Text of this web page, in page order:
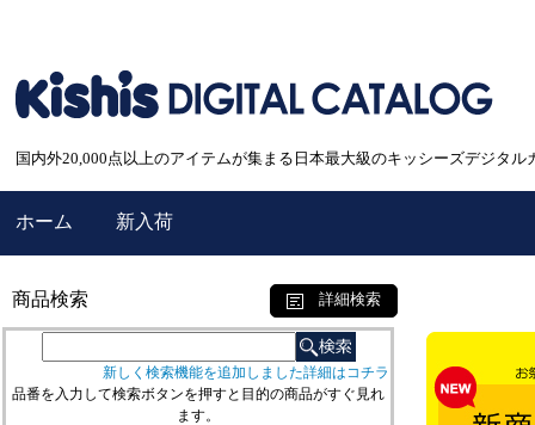
国内外20,000点以上のアイテムが集まる日本最大級のキッシーズデジタル
ホーム 新入荷
商品検索 詳細検索
新しく検索機能を追加しました詳細はコチラ
品番を入力して検索ボタンを押すと目的の商品がすぐ見れ
ます。